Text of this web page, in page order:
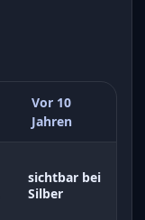
Vor 10
Jahren
sichtbar bei
Silber